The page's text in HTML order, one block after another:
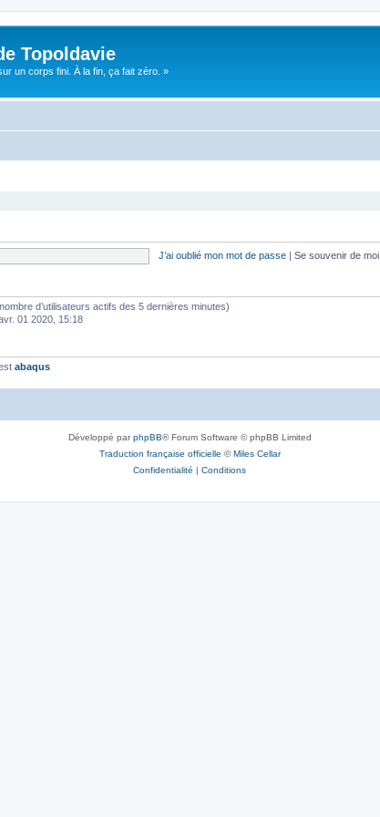
Topoldavie
un corps fini. À la fin, ça fait zéro. »
J’ai oublié mon mot de passe | Se souvenir de moi
d’utilisateurs actifs des 5 dernières minutes)
01 2020, 15:18
abaqus
Développé parphpBB® Forum Software © phpBB Limited
Traduction française officielle ©Miles Cellar
Confidentialité | Conditions